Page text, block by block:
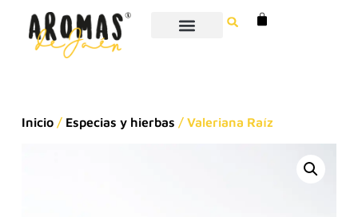
Inicio/ Especias y hierbas / Valeriana Raíz